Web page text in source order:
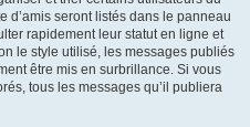
d’amis seront listés dans le panneau
rapidement leur statut en ligne et
le style utilisé, les messages publiés
être mis en surbrillance. Si vous
tous les messages qu’il publiera